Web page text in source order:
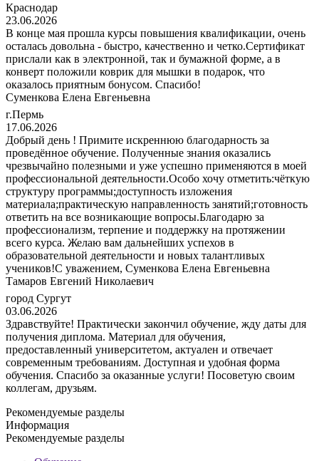
Краснодар
23.06.2026
В конце мая прошла курсы повышения квалификации, очень
осталась довольна - быстро, качественно и четко.Сертификат
прислали как в электронной, так и бумажной форме, а в
конверт положили коврик для мышки в подарок, что
оказалось приятным бонусом. Спасибо!
Суменкова Елена Евгеньевна
г.Пермь
17.06.2026
Добрый день ! Примите искреннюю благодарность за
проведённое обучение. Полученные знания оказались
чрезвычайно полезными и уже успешно применяются в моей
профессиональной деятельности.Особо хочу отметить:чёткую
структуру программы;доступность изложения
материала;практическую направленность занятий;готовность
ответить на все возникающие вопросы.Благодарю за
профессионализм, терпение и поддержку на протяжении
всего курса. Желаю вам дальнейших успехов в
образовательной деятельности и новых талантливых
учеников!С уважением, Суменкова Елена Евгеньевна
Тамаров Евгений Николаевич
город Сургут
03.06.2026
Здравствуйте! Практически закончил обучение, жду даты для
получения диплома. Материал для обучения,
предоставленный университетом, актуален и отвечает
современным требованиям. Доступная и удобная форма
обучения. Спасибо за оказанные услуги! Посоветую своим
коллегам, друзьям.
Рекомендуемые разделы
Информация
Рекомендуемые разделы